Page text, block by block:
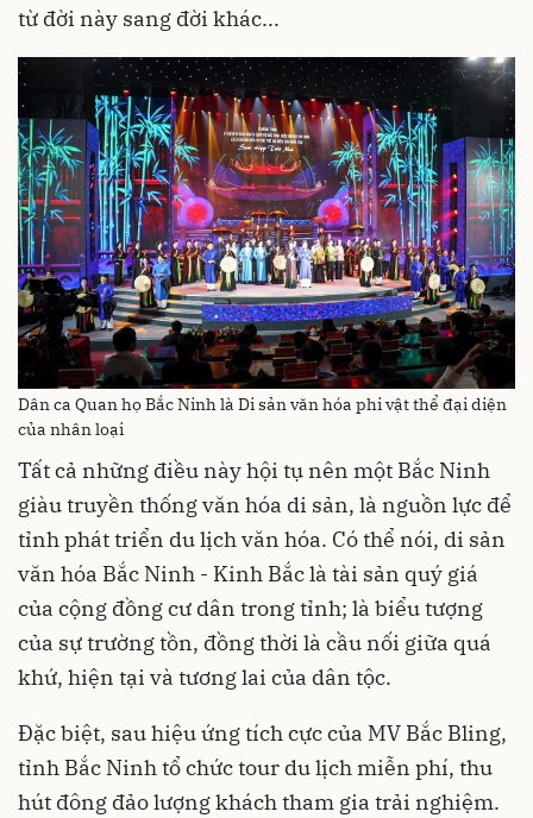
từ đời này sang đời khác...
Dân ca Quan họ Bắc Ninh là Di sản văn hóa phi vật thể đại diện
của nhân loại
Tất cả những điều này hội tụ nên một Bắc Ninh
giàu truyền thống văn hóa di sản, là nguồn lực để
tỉnh phát triển du lịch văn hóa. Có thể nói, di sản
văn hóa Bắc Ninh - Kinh Bắc là tài sản quý giá
của cộng đồng cư dân trong tỉnh; là biểu tượng
của sự trường tồn, đồng thời là cầu nối giữa quá
khứ, hiện tại và tương lai của dân tộc.
Đặc biệt, sau hiệu ứng tích cực của MV Bắc Bling,
tỉnh Bắc Ninh tổ chức tour du lịch miễn phí, thu
hút đông đảo lượng khách tham gia trải nghiệm.